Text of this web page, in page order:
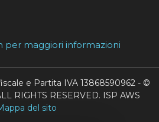
per maggiori informazioni
e Partita IVA 13868590962 - ©
RIGHTS RESERVED. ISP AWS
del sito